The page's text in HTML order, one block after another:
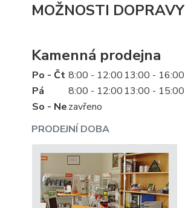
MOŽNOSTI DOPRAVY
Kamenná prodejna
PRODEJNÍ DOBA
Po - Čt 8:00 - 12:00 13:00 - 16:00
Pá
8:00 - 12:00 13:00 - 15:00
So - Nezavřeno